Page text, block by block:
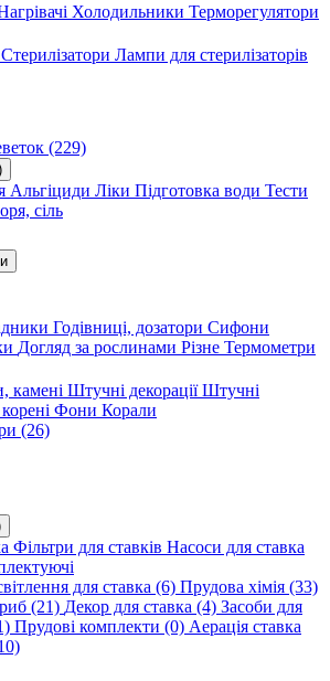
Холодильники Терморегулятори
Стерилізатори Лампи для стерилізаторів
(229)
Альгіциди Ліки Підготовка води Тести
сіль
Годівниці, дозатори Сифони
Догляд за рослинами Різне Термометри
камені Штучні декораціїШтучні
Фони Корали
(26)
Фільтри для ставків Насоси для ставка
для ставка (6) Прудова хімія (33)
(21) Декор для ставка (4) Засоби для
Прудові комплекти (0) Аерація ставка